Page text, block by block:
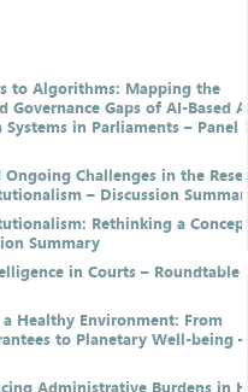
to Algorithms: Mapping the
Governance Gaps of AI-Based
Systems in Parliaments – Panel
Ongoing Challenges in the
– Discussion
Rethinking a
Summary
in Courts – Roundtable
Healthy Environment: From
to Planetary Well-being
Administrative Burdens in